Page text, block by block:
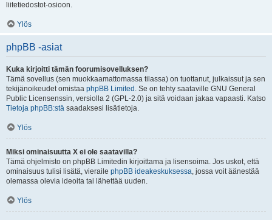
liitetiedostot-osioon.
Ylös
phpBB -asiat
Kuka kirjoitti tämän foorumisovelluksen?
Tämä sovellus (sen muokkaamattomassa tilassa) on tuottanut, julkaissut ja sen
tekijänoikeudet omistaa phpBB Limited . Se on tehty saataville GNU General
Public Licensenssin, versiolla 2 (GPL-2.0) ja sitä voidaan jakaa vapaasti. Katso
Tietoja phpBB:stä saadaksesi lisätietoja.
Ylös
Miksi ominaisuutta X ei ole saatavilla?
Tämä ohjelmisto on phpBB Limitedin kirjoittama ja lisensoima. Jos uskot, että
ominaisuus tulisi lisätä, vieraile phpBB ideakeskuksessa, jossa voit äänestää
olemassa olevia ideoita tai lähettää uuden.
Ylös